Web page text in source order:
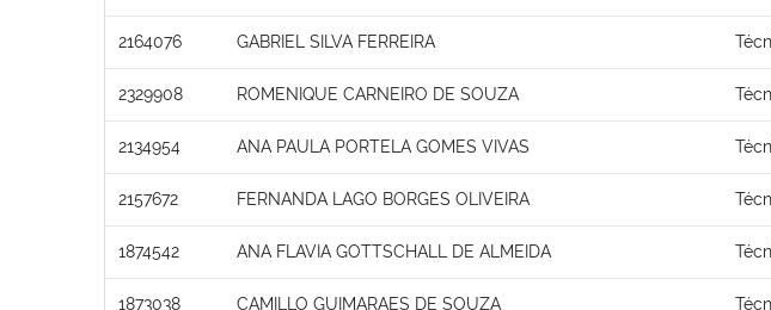
2164076 GABRIEL SILVA FERREIRA
2329908 ROMENIQUE CARNEIRO DE SOUZA
2134954 ANA PAULA PORTELA GOMES VIVAS
2157672 FERNANDA LAGO BORGES OLIVEIRA
1874542 ANA FLAVIA GOTTSCHALL DE ALMEIDA
1873038 CAMILLO GUIMARAES DE SOUZA